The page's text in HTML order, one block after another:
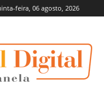
feira, 06 agosto, 2026